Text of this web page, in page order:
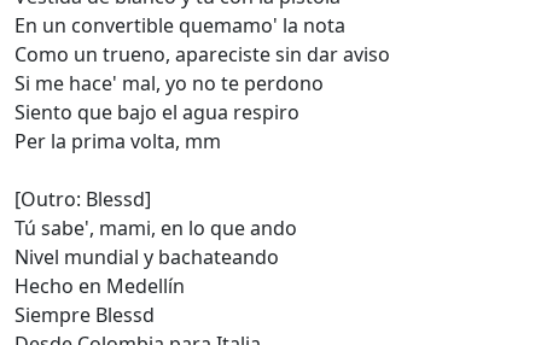
En un convertible quemamo' la nota
Como un trueno, apareciste sin dar aviso
Si me hace' mal, yo no te perdono
Siento que bajo el agua respiro
Per la prima volta, mm
[Outro: Blessd]
Tú sabe', mami, en lo que ando
Nivel mundial y bachateando
Hecho en Medellín
Siempre Blessd